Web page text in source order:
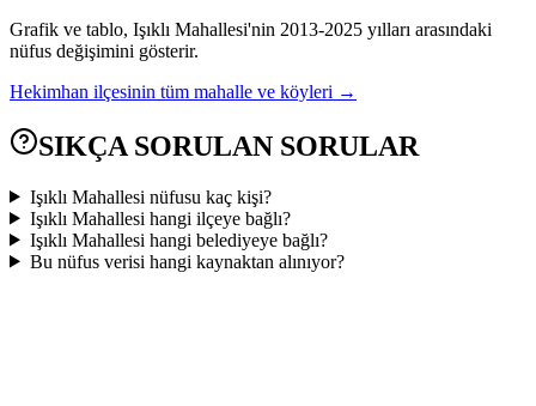
Grafik ve tablo, Işıklı Mahallesi'nin 2013-2025 yılları arasındaki
nüfus değişimini gösterir.
Hekimhan ilçesinin tüm mahalle ve köyleri →
SIKÇA SORULAN SORULAR
Işıklı Mahallesi nüfusu kaç kişi?
Işıklı Mahallesi hangi ilçeye bağlı?
Işıklı Mahallesi hangi belediyeye bağlı?
Bu nüfus verisi hangi kaynaktan alınıyor?